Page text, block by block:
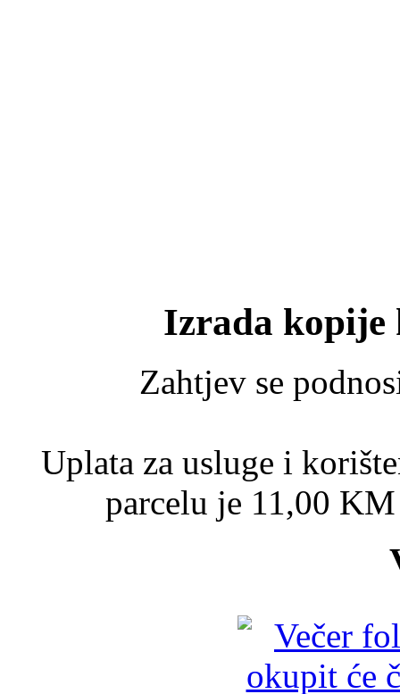
Izrada kopije
Zahtjev se
Uplata za usluge i
parcelu je 11,00